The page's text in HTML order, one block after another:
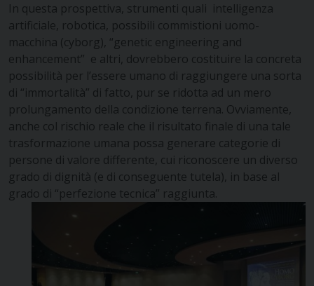
In questa prospettiva, strumenti quali intelligenza
artificiale, robotica, possibili commistioni uomo-
macchina (cyborg), “genetic engineering and
enhancement” e altri, dovrebbero costituire la concreta
possibilità per l’essere umano di raggiungere una sorta
di “immortalità” di fatto, pur se ridotta ad un mero
prolungamento della condizione terrena. Ovviamente,
anche col rischio reale che il risultato finale di una tale
trasformazione umana possa generare categorie di
persone di valore differente, cui riconoscere un diverso
grado di dignità (e di conseguente tutela), in base al
grado di “perfezione tecnica” raggiunta.